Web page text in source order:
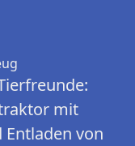
mit
Entladen von